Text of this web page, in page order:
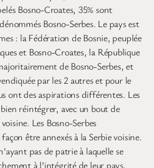
Bosno-Croates, 35% sont
Bosno-Serbes. Le pays est
: la Fédération de Bosnie, peuplée
et Bosno-Croates, la République
de Bosno-Serbes, et
par les 2 autres et pour le
ont des aspirations différentes. Les
réintégrer, avec un bout de
Les Bosno-Serbes
être annexés à la Serbie voisine.
pas de patrie à laquelle se
à l’intégrité de leur pays.